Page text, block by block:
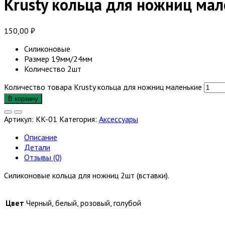
Krusty кольца для ножниц
150,00 ₽
Силиконовые
Размер 19мм/24мм
Количество 2шт
Количество товара Krusty кольца для ножниц маленькие
В корзину
Артикул: KK-01 Категория: Аксессуары
Описание
Детали
Отзывы (0)
Силиконовые кольца для ножниц 2шт (вставки).
Цвет Черный, белый, розовый, голубой